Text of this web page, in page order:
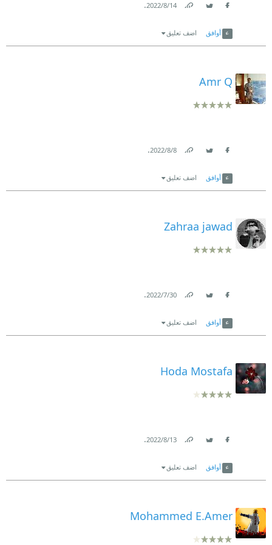
14‏/8‏/2022
.
أوافق اضف تعليق
Amr Q
8‏/8‏/2022
.
أوافق اضف تعليق
Zahraa jawad
30‏/7‏/2022
.
أوافق اضف تعليق
Hoda Mostafa
13‏/8‏/2022
.
أوافق اضف تعليق
Mohammed E.Amer